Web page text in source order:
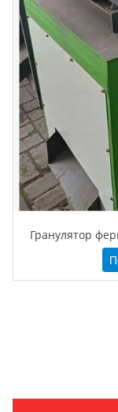
Гранулятор